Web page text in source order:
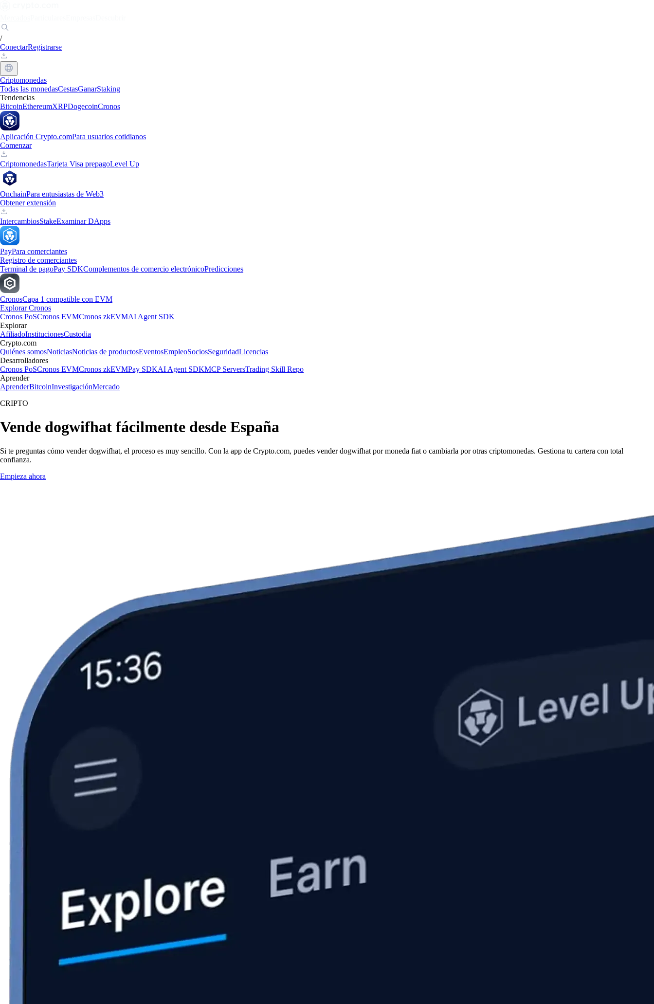
/
ConectarRegistrarse
Criptomonedas
Todas las monedasCestasGanarStaking
Tendencias
BitcoinEthereumXRPDogecoinCronos
Aplicación Crypto.comPara usuarios cotidianos
Comenzar
CriptomonedasTarjeta Visa prepagoLevel Up
OnchainPara entusiastas de Web3
Obtener extensión
IntercambiosStakeExaminar DApps
PayPara comerciantes
Registro de comerciantes
Terminal de pagoPay SDKComplementos de comercio electrónicoPredicciones
CronosCapa 1 compatible con EVM
Explorar Cronos
Cronos PoSCronos EVMCronos zkEVMAI Agent SDK
Explorar
AfiliadoInstitucionesCustodia
Crypto.com
Quiénes somosNoticiasNoticias de productosEventosEmpleoSociosSeguridadLicencias
Desarrolladores
Cronos PoSCronos EVMCronos zkEVMPay SDKAI Agent SDKMCP ServersTrading Skill Repo
Aprender
AprenderBitcoinInvestigaciónMercado
CRIPTO
Vende dogwifhat fácilmente desde España
Si te preguntas cómo vender dogwifhat, el proceso es muy sencillo. Con la app de Crypto.com, puedes vender dogwifhat por moneda fiat o cambiarla por otras criptomonedas. Gestiona tu cartera con total
confianza.
Empieza ahora